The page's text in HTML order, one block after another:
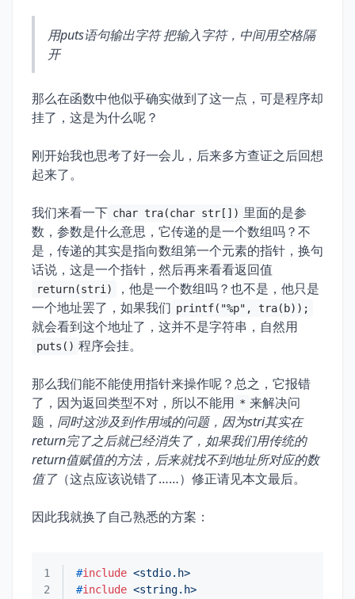
用puts语句输出字符 把输入字符，中间用空格隔
开
那么在函数中他似乎确实做到了这一点，可是程序却
挂了，这是为什么呢？
刚开始我也思考了好一会儿，后来多方查证之后回想
起来了。
我们来看一下 char tra(char str[]) 里面的是参
数，参数是什么意思，它传递的是一个数组吗？不
是，传递的其实是指向数组第一个元素的指针，换句
话说，这是一个指针，然后再来看看返回值
return(stri)
，他是一个数组吗？也不是，他只是
一个地址罢了，如果我们 printf("%p", tra(b));
就会看到这个地址了，这并不是字符串，自然用
puts() 程序会挂。
那么我们能不能使用指针来操作呢？总之，它报错
了，因为返回类型不对，所以不能用 * 来解决问
题， 同时这涉及到作用域的问题，因为stri其实在
return完了之后就已经消失了，如果我们用传统的
return值赋值的方法，后来就找不到地址所对应的数
值了（这点应该说错了……）修正请见本文最后。
因此我就换了自己熟悉的方案：
1 #include <stdio.h>
2
#include <string.h>